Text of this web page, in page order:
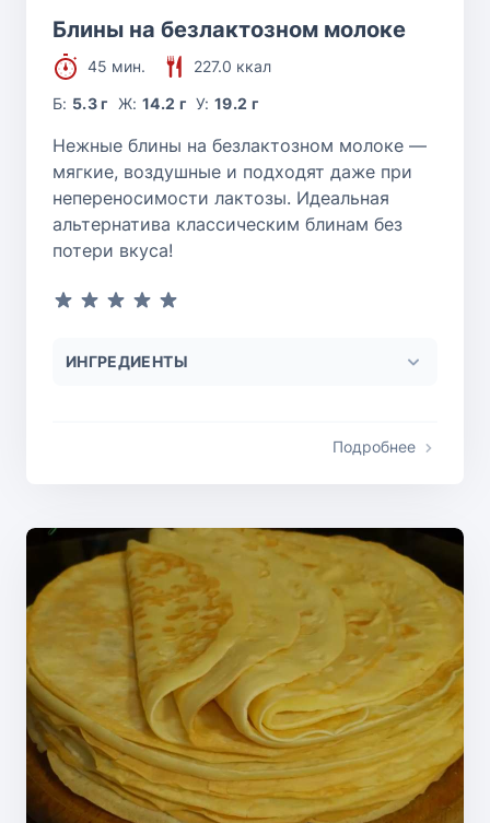
Блины на безлактозном молоке
45 мин.
227.0 ккал
Б: 5.3 г Ж: 14.2 г У:19.2 г
Нежные блины на безлактозном молоке —
мягкие, воздушные и подходят даже при
непереносимости лактозы. Идеальная
альтернатива классическим блинам без
потери вкуса!
ИНГРЕДИЕНТЫ
Подробнее